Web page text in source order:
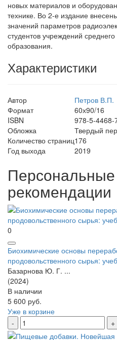
новых материалов и
технике. Во 2-е издание
значений параметров
студентов учреждений
образования.
Характеристики
Автор
Петров В.П.
Формат
60х90/16
ISBN
978-5-4468-
Обложка
Твердый
Количество страниц176
Год выхода
2019
Персональные
рекомендации
0
Биохимические основы
продовольственного сырья:
Базарнова Ю. Г. ...
(2024)
В наличии
5 600 руб.
Уже в корзине